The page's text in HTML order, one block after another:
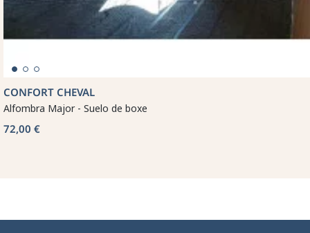
CONFORT CHEVAL
Alfombra Major - Suelo de boxe
72,00 €